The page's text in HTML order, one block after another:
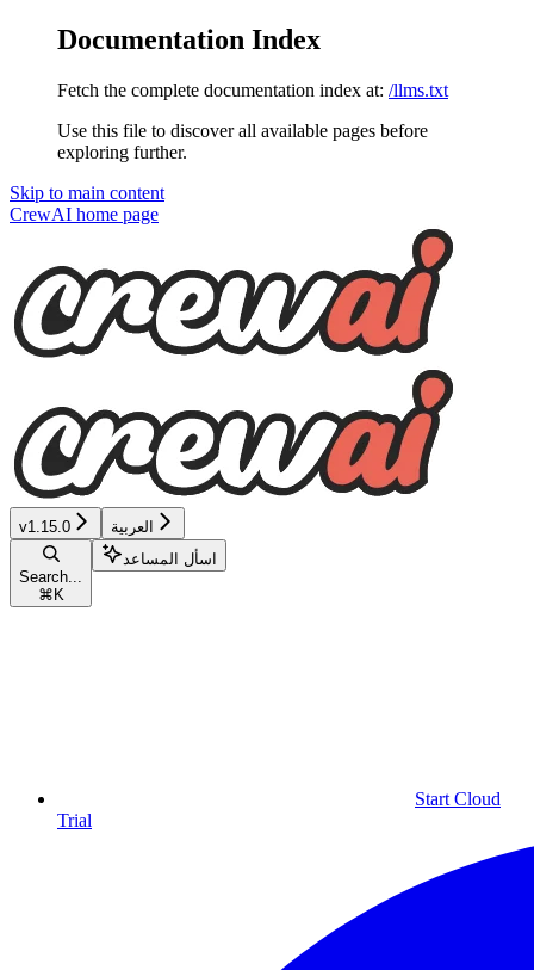
Documentation Index
Fetch the complete documentation index at: /llms.txt
Use this file to discover all available pages before
exploring further.
Skip to main content
CrewAI home page
v1.15.0 العربية
Search...
⌘ K
اسأل المساعد
Start Cloud
Trial